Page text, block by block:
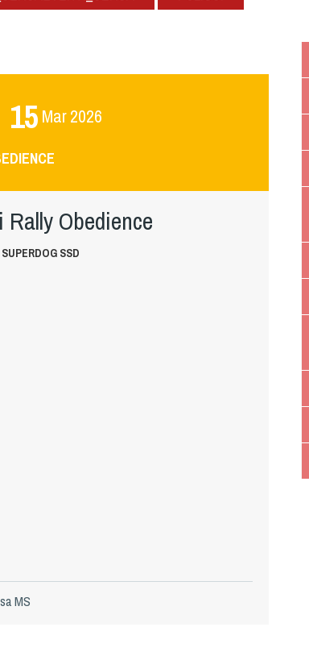
15 Mar2026
Obedience
SSD
MS